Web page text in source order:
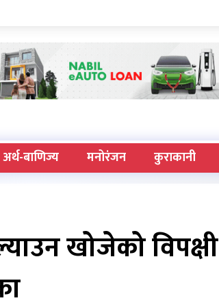
अर्थ-बाणिज्य मनोरंजन कुराकानी
खोजेको विपक्षी